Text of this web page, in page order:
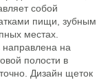
собой
пищи, зубным
местах.
на
полости в
Дизайн щеток